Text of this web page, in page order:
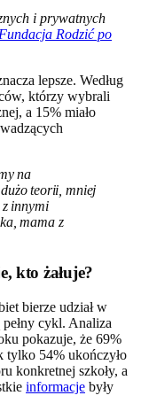
i prywatnych
Fundacja Rodzić po
lepsze. Według
którzy wybrali
a 15% miało
na
teorii, mniej
z innymi
mama z
kto żałuje?
bierze udział w
cykl. Analiza
pokazuje, że 69%
tylko 54% ukończyło
konkretnej szkoły, a
informacje były